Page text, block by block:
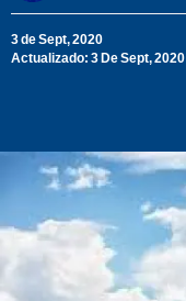
3 de Sept, 2020
Actualizado: 3 De Sept, 2020